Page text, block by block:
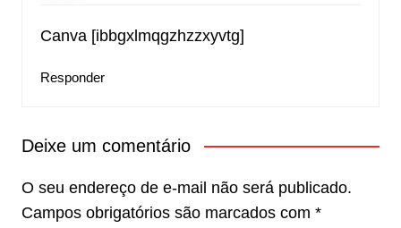
Canva [ibbgxlmqgzhzzxyvtg]
Responder
Deixe um comentário
O seu endereço de e-mail não será publicado.
Campos obrigatórios são marcados com *